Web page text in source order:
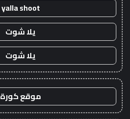
yalla shoot
يلا شوت
يلا شوت
موقع كورة